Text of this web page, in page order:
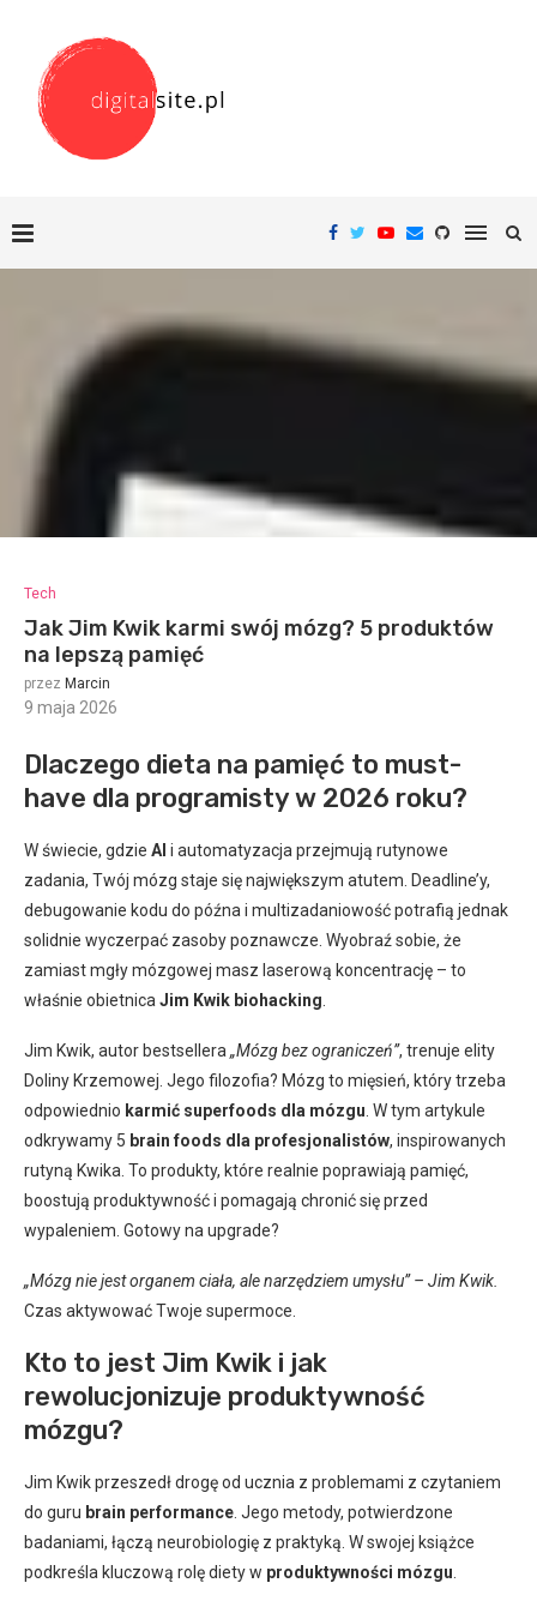
Tech
Jak Jim Kwik karmi swój mózg? 5 produktów
na lepszą pamięć
przez Marcin
9 maja 2026
Dlaczego dieta na pamięć to must-
have dla programisty w 2026 roku?
W świecie, gdzie AI i automatyzacja przejmują rutynowe
zadania, Twój mózg staje się największym atutem. Deadline’y,
debugowanie kodu do późna i multizadaniowość potrafią jednak
solidnie wyczerpać zasoby poznawcze. Wyobraź sobie, że
zamiast mgły mózgowej masz laserową koncentrację – to
właśnie obietnica Jim Kwik biohacking
Jim Kwik, autor bestsellera „Mózg bez ograniczeń”, trenuje elity
Doliny Krzemowej. Jego filozofia? Mózg to mięsień, który trzeba
odpowiednio karmić superfoods dla mózgu . W tym artykule
odkrywamy 5 brain foods dla profesjonalistów, inspirowanych
rutyną Kwika. To produkty, które realnie poprawiają pamięć,
boostują produktywność i pomagają chronić się przed
wypaleniem. Gotowy na upgrade?
„Mózg nie jest organem ciała, ale narzędziem umysłu” – Jim Kwik.
Czas aktywować Twoje supermoce.
Kto to jest Jim Kwik i jak
rewolucjonizuje produktywność
mózgu?
Jim Kwik przeszedł drogę od ucznia z problemami z czytaniem
do guru brain performance . Jego metody, potwierdzone
badaniami, łączą neurobiologię z praktyką. W swojej książce
podkreśla kluczową rolę diety w produktywności mózgu